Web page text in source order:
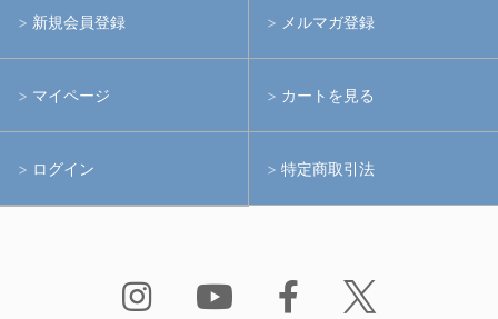
水中用品
イノン
フィッシュアイ
新規会員登録 メルマガ登録
マイページ カートを見る
ログイン 特定商取引法